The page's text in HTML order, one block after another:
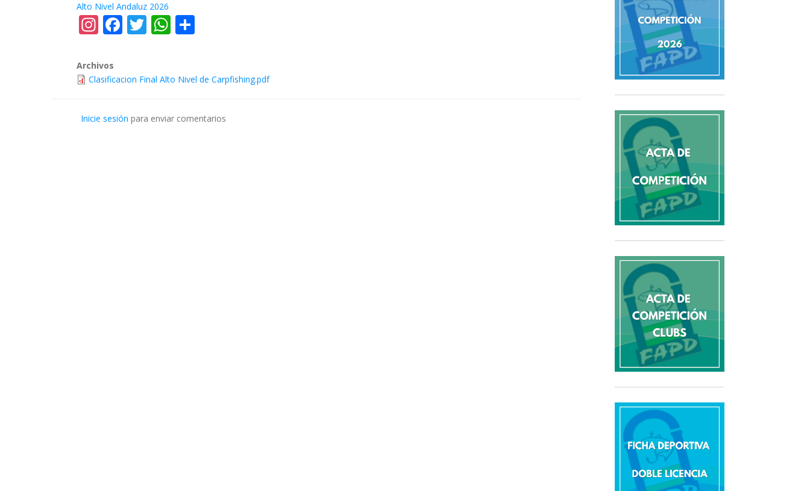
Alto Nivel Andaluz 2026
Instagram
Facebook
TwitterWhatsApp
Archivos
Clasificacion Final Alto Nivel de Carpfishing.pdf
Inicie sesión para enviar comentarios